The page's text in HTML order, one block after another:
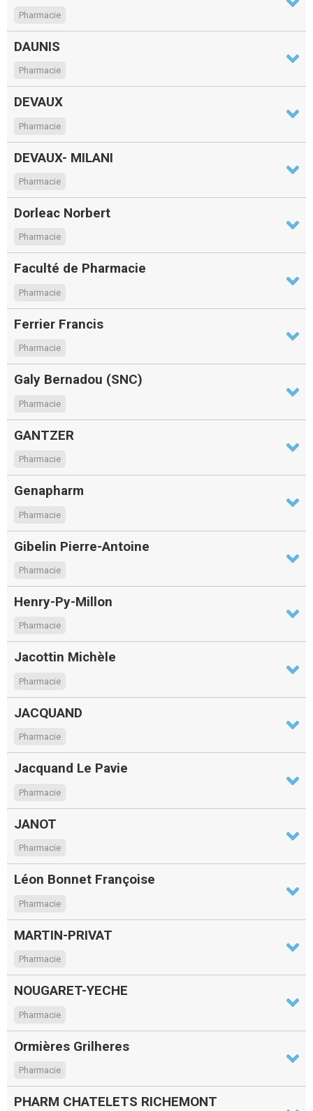
Pharmacie
DAUNIS
Pharmacie
DEVAUX
Pharmacie
DEVAUX- MILANI
Pharmacie
Dorleac Norbert
Pharmacie
Faculté de Pharmacie
Pharmacie
Ferrier Francis
Pharmacie
Galy Bernadou (SNC)
Pharmacie
GANTZER
Pharmacie
Genapharm
Pharmacie
Gibelin Pierre-Antoine
Pharmacie
Henry-Py-Millon
Pharmacie
Jacottin Michèle
Pharmacie
JACQUAND
Pharmacie
Jacquand Le Pavie
Pharmacie
JANOT
Pharmacie
Léon Bonnet Françoise
Pharmacie
MARTIN-PRIVAT
Pharmacie
NOUGARET-YECHE
Pharmacie
Ormières Grilheres
Pharmacie
PHARM CHATELETS RICHEMONT